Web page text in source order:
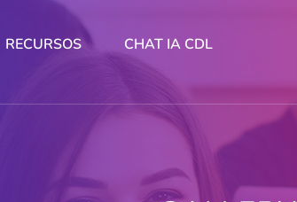
RECURSOS CHAT IA CDL